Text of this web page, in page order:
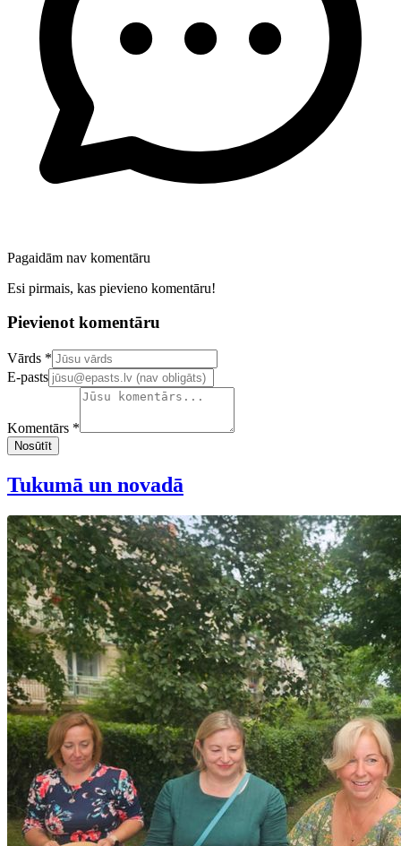
Pagaidām nav komentāru
Esi pirmais, kas pievieno komentāru!
Pievienot komentāru
Confirm your email address
Vārds *
E-pasts
Komentārs *
Nosūtīt
Tukumā un novadā